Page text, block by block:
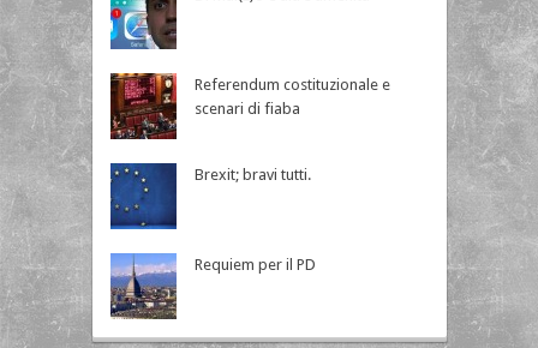
Referendum costituzionale e
scenari di fiaba
Brexit; bravi tutti.
Requiem per il PD